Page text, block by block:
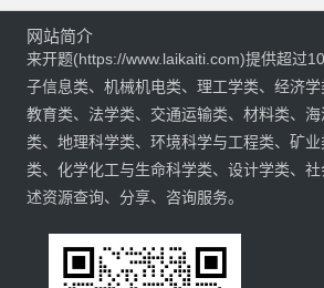
网站简介
来开题(https://www.laikaiti.com)提供超过
子信息类、机械机电类、理工学类、经济学
教育类、法学类、交通运输类、材料类、
类、地理科学类、环境科学与工程类、矿
类、化学化工与生命科学类、设计学类、
述资源查询、分享、咨询服务。